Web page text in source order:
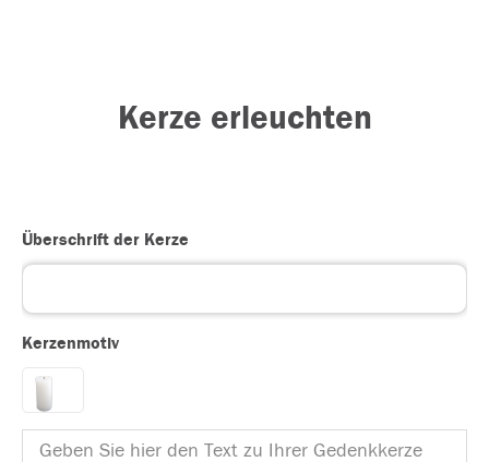
Kerze erleuchten
Überschrift der Kerze
Kerzenmotiv